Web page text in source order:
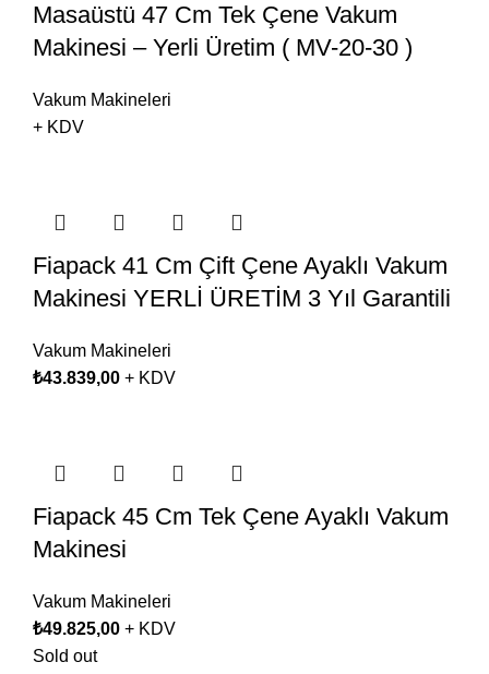
Masaüstü 47 Cm Tek Çene Vakum
Makinesi – Yerli Üretim ( MV-20-30 )
Vakum Makineleri
+ KDV
Fiapack 41 Cm Çift Çene Ayaklı Vakum
Makinesi YERLİ ÜRETİM 3 Yıl Garantili
Vakum Makineleri
₺43.839,00 + KDV
Fiapack 45 Cm Tek Çene Ayaklı Vakum
Makinesi
Vakum Makineleri
₺49.825,00 + KDV
Sold out